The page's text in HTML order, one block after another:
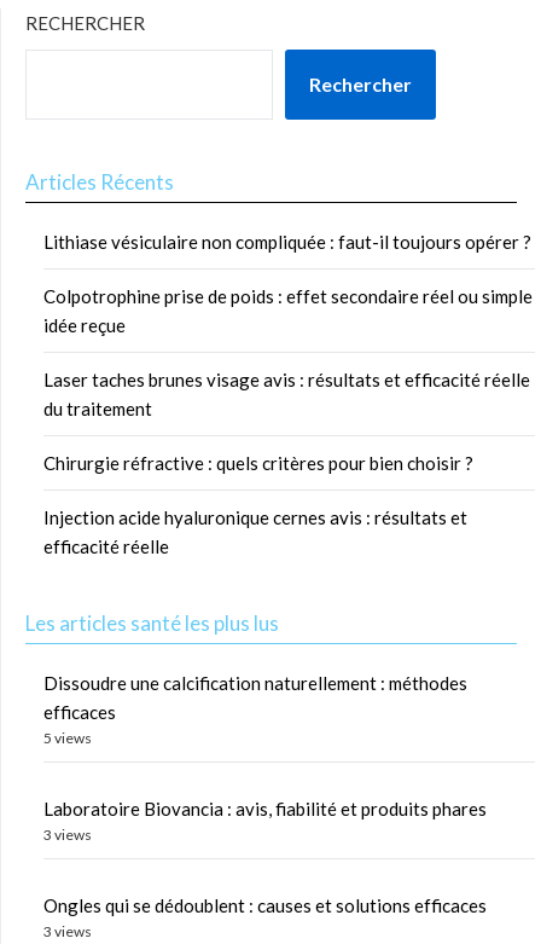
RECHERCHER
Rechercher
Articles Récents
Lithiase vésiculaire non compliquée : faut-il toujours opérer ?
Colpotrophine prise de poids : effet secondaire réel ou simple
idée reçue
Laser taches brunes visage avis : résultats et efficacité réelle
du traitement
Chirurgie réfractive : quels critères pour bien choisir ?
Injection acide hyaluronique cernes avis : résultats et
efficacité réelle
Les articles santé les plus lus
Dissoudre une calcification naturellement : méthodes
efficaces
5 views
Laboratoire Biovancia : avis, fiabilité et produits phares
3 views
Ongles qui se dédoublent : causes et solutions efficaces
3 views